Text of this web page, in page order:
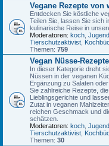
Vegane Rezepte von
Entdecken Sie köstliche
Teilen Sie, lassen Sie sich
kulinarische Reise in
Moderatoren: koch
Tierschutzaktivist
Themen: 759
Vegan Nüsse-
In dieser Kategorie dreht
Nüssen in der veganen
Ergänzung zu Salaten
Sie zahlreiche Rezepte,
Lieblingsgerichte und
Zutat in veganen
reichen Geschmack und
schätzen.
Moderatoren: koch
Tierschutzaktivist
Themen: 30